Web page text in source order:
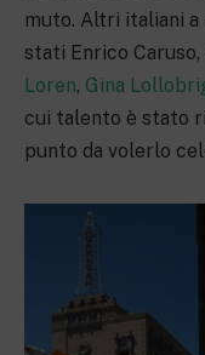
muto. Altri italiani a
stati Enrico
Loren, Gina
cui talento è stato
punto da volerlo